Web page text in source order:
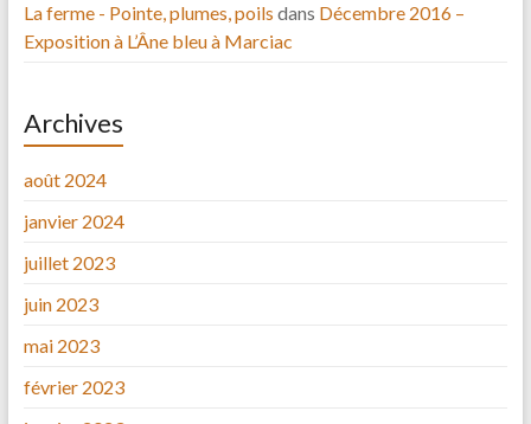
La ferme - Pointe, plumes, poils dans Décembre 2016 –
Exposition à L’Âne bleu à Marciac
Archives
août 2024
janvier 2024
juillet 2023
juin 2023
mai 2023
février 2023